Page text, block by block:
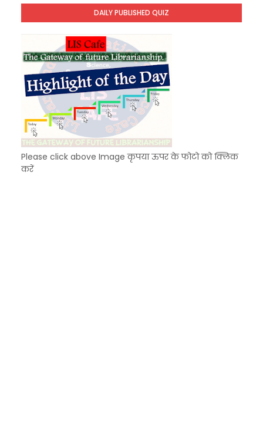
Dec 09 2025
KVS Exam-Current Affairs Quiz (SET-7) in Hindi
Unknown-Dec 08 2025
DAILY PUBLISHED QUIZ
Please click above Image कृपया ऊपर के फोटो को क्लिक
करें